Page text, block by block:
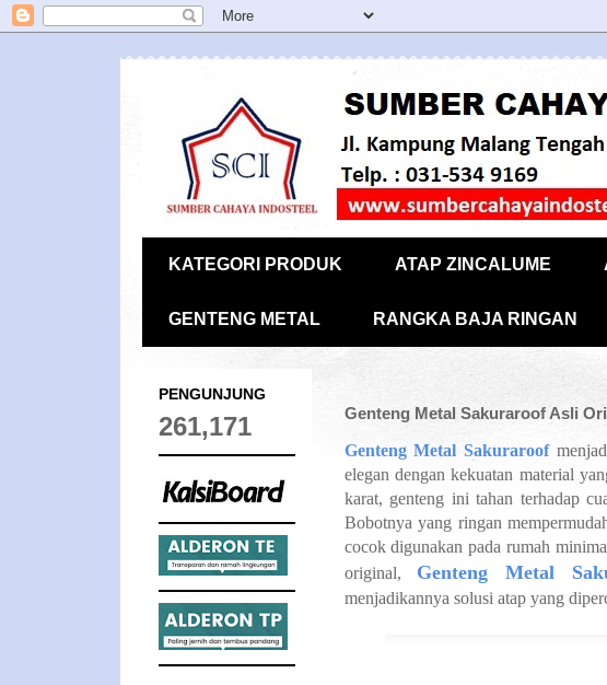
KATEGORI PRODUK ATAP ZINCALUME
GENTENG METAL RANGKA BAJA RINGAN
Genteng Metal Sakuraroof Asli
Genteng Metal Sakuraroof
elegan dengan kekuatan material
karat, genteng ini tahan terhadap
Bobotnya yang ringan
cocok digunakan pada rumah
original, Genteng Metal
menjadikannya solusi atap yang
PENGUNJUNG
261,171